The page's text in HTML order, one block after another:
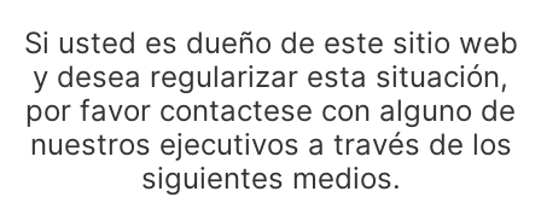
Si usted es dueño de este sitio web
y desea regularizar esta situación,
por favor contactese con alguno de
nuestros ejecutivos a través de los
siguientes medios.